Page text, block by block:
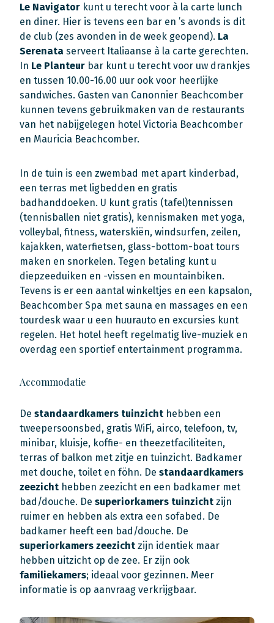
Le Navigator kunt u terecht voor à la carte lunch
en diner. Hier is tevens een bar en ’s avonds is dit
de club (zes avonden in de week geopend). La
Serenata serveert Italiaanse à la carte gerechten.
In Le Planteur bar kunt u terecht voor uw drankjes
en tussen 10.00-16.00 uur ook voor heerlijke
sandwiches. Gasten van Canonnier Beachcomber
kunnen tevens gebruikmaken van de restaurants
van het nabijgelegen hotel Victoria Beachcomber
en Mauricia Beachcomber.
In de tuin is een zwembad met apart kinderbad,
een terras met ligbedden en gratis
badhanddoeken. U kunt gratis (tafel)tennissen
(tennisballen niet gratis), kennismaken met yoga,
volleybal, fitness, waterskiën, windsurfen, zeilen,
kajakken, waterfietsen, glass-bottom-boat tours
maken en snorkelen. Tegen betaling kunt u
diepzeeduiken en -vissen en mountainbiken.
Tevens is er een aantal winkeltjes en een kapsalon,
Beachcomber Spa met sauna en massages en een
tourdesk waar u een huurauto en excursies kunt
regelen. Het hotel heeft regelmatig live-muziek en
overdag een sportief entertainment programma.
Accommodatie
De standaardkamers tuinzicht hebben een
tweepersoonsbed, gratis WiFi, airco, telefoon, tv,
minibar, kluisje, koffie- en theezetfaciliteiten,
terras of balkon met zitje en tuinzicht. Badkamer
met douche, toilet en föhn. De standaardkamers
zeezicht hebben zeezicht en een badkamer met
bad/douche. De superiorkamers tuinzicht zijn
ruimer en hebben als extra een sofabed. De
badkamer heeft een bad/douche. De
superiorkamers zeezicht zijn identiek maar
hebben uitzicht op de zee. Er zijn ook
familiekamers; ideaal voor gezinnen. Meer
informatie is op aanvraag verkrijgbaar.